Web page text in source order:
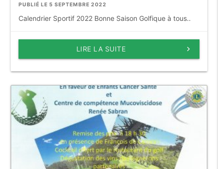
PUBLIÉ LE 5 SEPTEMBRE 2022
Calendrier Sportif 2022 Bonne Saison Golfique à tous..
keyboard_arrow_right
LIRE LA SUITE